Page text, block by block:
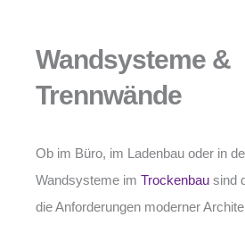
Wandsysteme &
Trennwände
Ob im Büro, im Ladenbau oder in
Wandsysteme im Trockenbau sind
die Anforderungen moderner